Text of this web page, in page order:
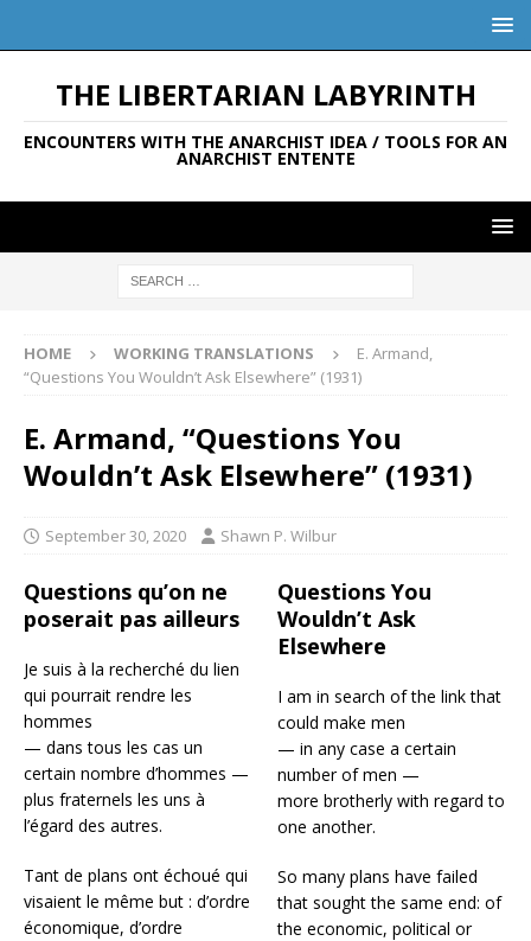
THE LIBERTARIAN LABYRINTH
ENCOUNTERS WITH THE ANARCHIST IDEA / TOOLS FOR AN
ANARCHIST ENTENTE
HOME WORKING TRANSLATIONS
E. Armand,
“Questions You Wouldn’t Ask Elsewhere” (1931)
E. Armand, “Questions You
Wouldn’t Ask Elsewhere” (1931)
September 30, 2020 Shawn P. Wilbur
Questions qu’on ne
poserait pas ailleurs
Je suis à la recherché du lien
qui pourrait rendre les
hommes
— dans tous les cas un
certain nombre d’hommes —
plus fraternels les uns à
l’égard des autres.
Tant de plans ont échoué qui
visaient le même but : d’ordre
économique, d’ordre
Questions You
Wouldn’t Ask
Elsewhere
I am in search of the link that
could make men
— in any case a certain
number of men —
more brotherly with regard to
one another.
So many plans have failed
that sought the same end: of
the economic, political or